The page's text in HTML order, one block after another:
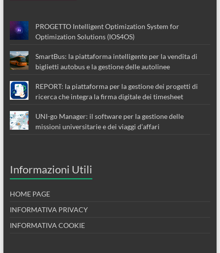
PROGETTO Intelligent Optimization System for
Optimization Solutions (IOS4OS)
SmartBus: la piattaforma intelligente per la vendita di
biglietti autobus e la gestione delle autolinee
REPORT: la piattaforma per la gestione dei progetti di
ricerca che integra la firma digitale dei timesheet
UNI-go Manager: il software per la gestione delle
missioni universitarie e dei viaggi d’affari
Informazioni Utili
HOME PAGE
INFORMATIVA PRIVACY
INFORMATIVA COOKIE